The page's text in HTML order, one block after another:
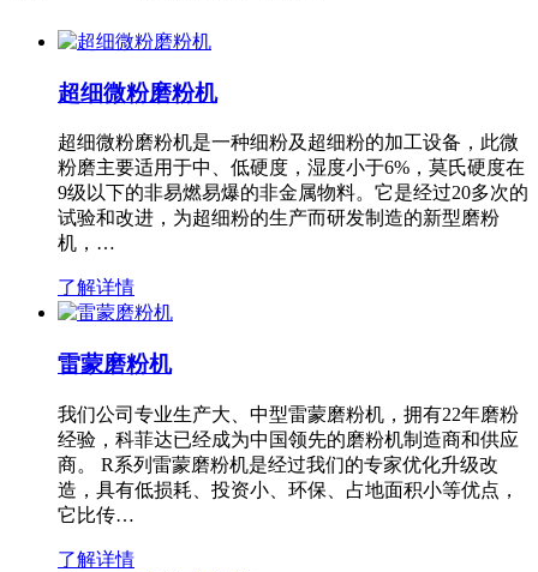
超细微粉磨粉机
超细微粉磨粉机是一种细粉及超细粉的加工设备，此微
粉磨主要适用于中、低硬度，湿度小于6%，莫氏硬度在
9级以下的非易燃易爆的非金属物料。它是经过20多次的
试验和改进，为超细粉的生产而研发制造的新型磨粉
机，…
了解详情
雷蒙磨粉机
我们公司专业生产大、中型雷蒙磨粉机，拥有22年磨粉
经验，科菲达已经成为中国领先的磨粉机制造商和供应
商。 R系列雷蒙磨粉机是经过我们的专家优化升级改
造，具有低损耗、投资小、环保、占地面积小等优点，
它比传…
了解详情